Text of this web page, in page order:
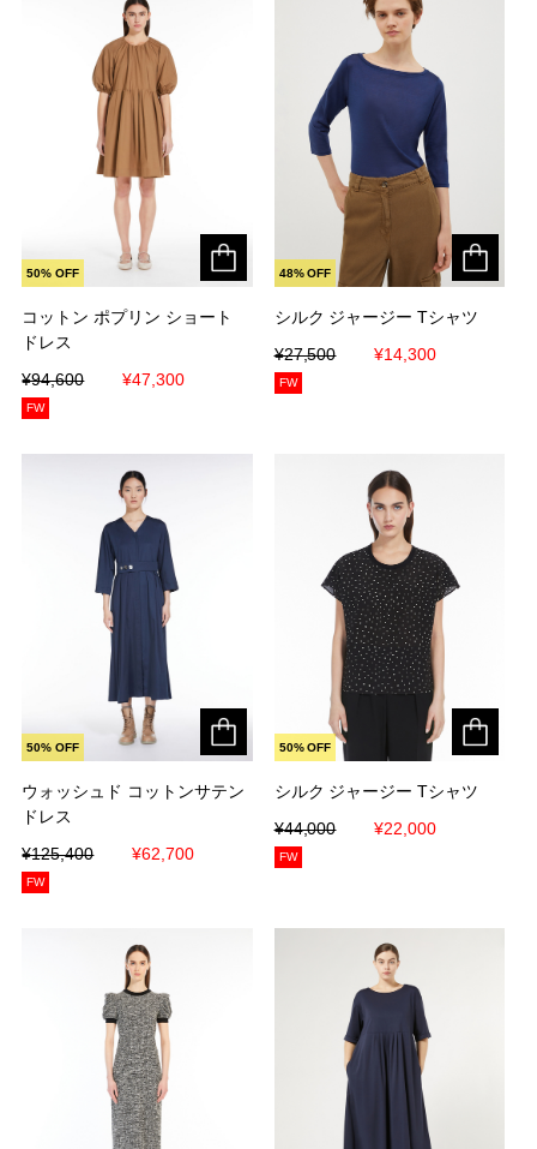
コットン ポプリン ショート
ドレス
¥94,600
¥47,300
50% OFF
コットン ポプリン ショート
ドレス
¥94,600
¥47,300
FW
シルク ジャージー Tシャツ
¥27,500
¥14,300
48% OFF
シルク ジャージー Tシャツ
¥27,500
¥14,300
FW
ウォッシュド コットンサテン
ドレス
¥125,400
¥62,700
50% OFF
ウォッシュド コットンサテン
ドレス
¥125,400
¥62,700
FW
シルク ジャージー Tシャツ
¥44,000
¥22,000
50% OFF
シルク ジャージー Tシャツ
¥44,000
¥22,000
FW